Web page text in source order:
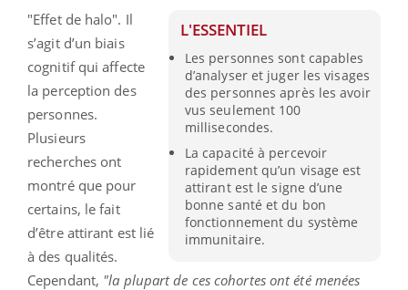
L'ESSENTIEL
Les personnes sont capables
d’analyser et juger les visages
des personnes après les avoir
vus seulement 100
millisecondes.
La capacité à percevoir
rapidement qu’un visage est
attirant est le signe d’une
bonne santé et du bon
fonctionnement du système
immunitaire.
"Effet de halo". Il
s’agit d’un biais
cognitif qui affecte
la perception des
personnes.
Plusieurs
recherches ont
montré que pour
certains, le fait
d’être attirant est lié
à des qualités.
Cependant, "la plupart de ces cohortes ont été menées